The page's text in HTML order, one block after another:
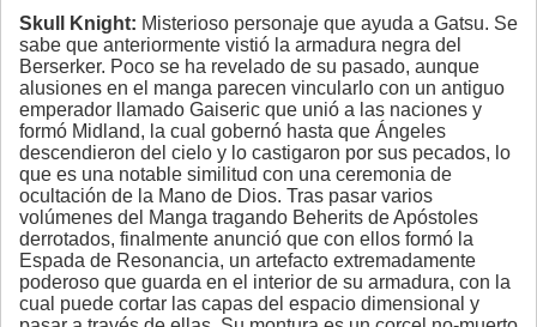
Skull Knight: Misterioso personaje que ayuda a Gatsu. Se
sabe que anteriormente vistió la armadura negra del
Berserker. Poco se ha revelado de su pasado, aunque
alusiones en el manga parecen vincularlo con un antiguo
emperador llamado Gaiseric que unió a las naciones y
formó Midland, la cual gobernó hasta que Ángeles
descendieron del cielo y lo castigaron por sus pecados, lo
que es una notable similitud con una ceremonia de
ocultación de la Mano de Dios. Tras pasar varios
volúmenes del Manga tragando Beherits de Apóstoles
derrotados, finalmente anunció que con ellos formó la
Espada de Resonancia, un artefacto extremadamente
poderoso que guarda en el interior de su armadura, con la
cual puede cortar las capas del espacio dimensional y